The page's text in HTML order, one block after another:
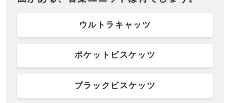
ウルトラキャッツ
ポケットビスケッツ
ブラックビスケッツ